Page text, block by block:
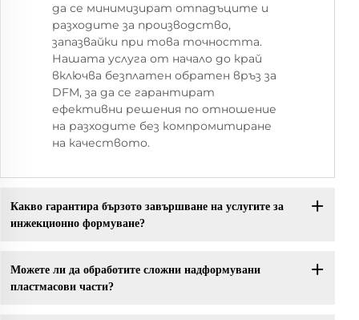
да се минимизират отпадъците и
разходите за производство,
запазвайки при това точността.
Нашата услуга от начало до край
включва безплатен обратен връз за
DFM, за да се гарантират
ефективни решения по отношение
на разходите без компромитиране
на качеството.
Какво гарантира бързото завършване на услугите за
инжекционно формуване?
Можете ли да обработите сложни надформувани
пластмасови части?